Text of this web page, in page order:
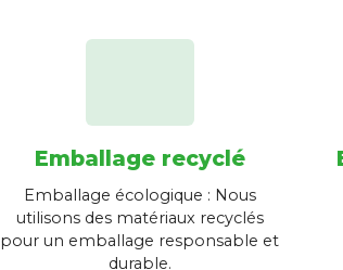
Emballage recyclé
Emballage écologique : Nous
utilisons des matériaux recyclés
pour un emballage responsable et
durable.